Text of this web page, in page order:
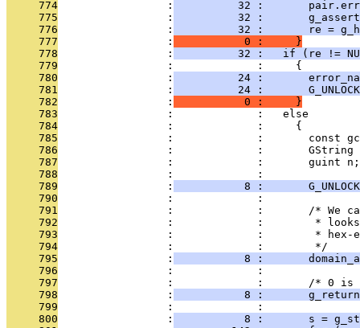
     774
                 :
32 :
     775
                 :
32 :
     776
                 :
32 :       re =
     777
                 :
           0 :     }
     778
                 :
32 :   if (re !=
     779
                 :             :     {
     780
                 :
24 :
     781
                 :
24 :
     782
                 :
           0 :     }
     783
                 :             :   else
     784
                 :             :     {
     785
:             :       const
     786
:             :       GString
     787
                 :             :       guint n;
     788
                 :             :
     789
                 :
8 :
     790
                 :             :
     791
:             :       /* We
     792
:             :        *
     793
:             :        *
     794
                 :             :        */
     795
                 :
8 :
     796
                 :             :
     797
:             :       /* 0
     798
                 :
8 :
     799
                 :             :
     800
                 :
8 :       s =